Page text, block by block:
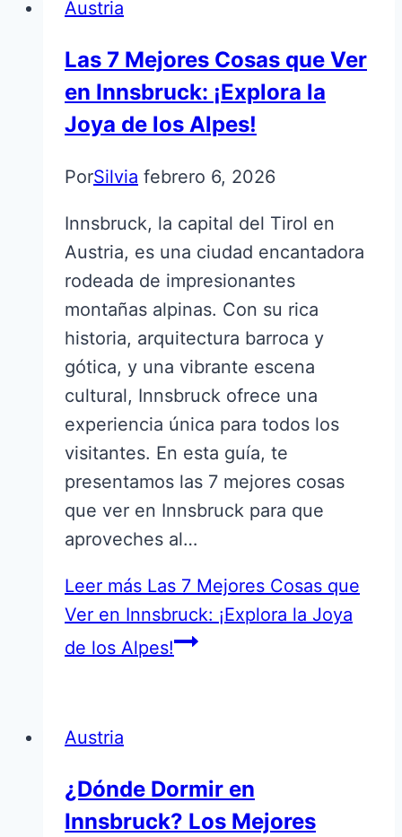
Austria
Las 7 Mejores Cosas que Ver
en Innsbruck: ¡Explora la
Joya de los Alpes!
PorSilvia febrero 6, 2026
Innsbruck, la capital del Tirol en
Austria, es una ciudad encantadora
rodeada de impresionantes
montañas alpinas. Con su rica
historia, arquitectura barroca y
gótica, y una vibrante escena
cultural, Innsbruck ofrece una
experiencia única para todos los
visitantes. En esta guía, te
presentamos las 7 mejores cosas
que ver en Innsbruck para que
aproveches al…
Leer más Las 7 Mejores Cosas que
Ver en Innsbruck: ¡Explora la Joya
de los Alpes!
Austria
¿Dónde Dormir en
Innsbruck? Los Mejores